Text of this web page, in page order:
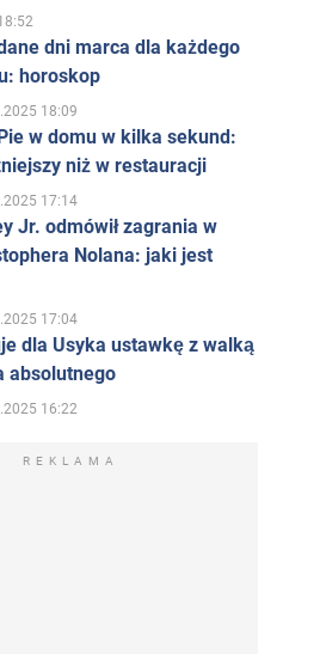
dni marca dla każdego
horoskop
18:09
w domu w kilka sekund:
niż w restauracji
17:14
Jr. odmówił zagrania w
Nolana: jaki jest
17:04
dla Usyka ustawkę z walką
absolutnego
16:22
REKLAMA